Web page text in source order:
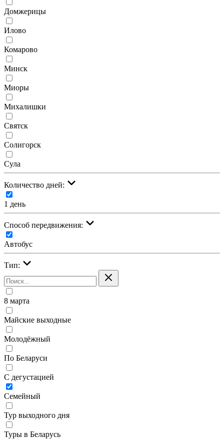
Домжерицы
Илово
Комарово
Минск
Миоры
Михалишки
Святск
Солигорск
Сула
Количество дней:
1 день
Cпособ передвижения:
Автобус
Тип:
8 марта
Майские выходные
Молодёжный
По Беларуси
С дегустацией
Семейный
Тур выходного дня
Туры в Беларусь